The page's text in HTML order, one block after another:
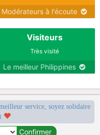
Modérateurs à l'écoute
Visiteurs
Très visité
Le meilleur Philippines
service, soyez solidaire